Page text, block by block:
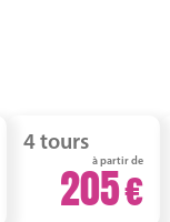
4 tours
à partir de
205